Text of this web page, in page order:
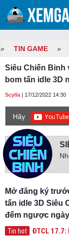
» TIN GAME »
Siêu Chiến Binh
bom tấn idle 3D
Scylla | 17/12/2022 14:30
Hãy
game mới hơn
Mở đăng ký
tấn idle 3D Siêu
đếm ngược
Tin hot
ĐTCL